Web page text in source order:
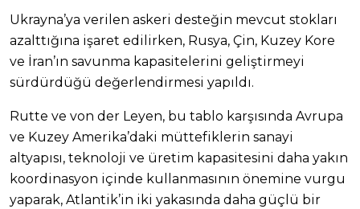
Ukrayna’ya verilen askeri desteğin mevcut stokları
azalttığına işaret edilirken, Rusya, Çin, Kuzey Kore
ve İran’ın savunma kapasitelerini geliştirmeyi
sürdürdüğü değerlendirmesi yapıldı.
Rutte ve von der Leyen, bu tablo karşısında Avrupa
ve Kuzey Amerika’daki müttefiklerin sanayi
altyapısı, teknoloji ve üretim kapasitesini daha yakın
koordinasyon içinde kullanmasının önemine vurgu
yaparak, Atlantik’in iki yakasında daha güçlü bir